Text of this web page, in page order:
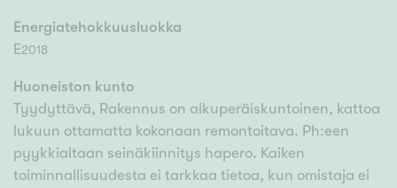
Energiatehokkuusluokka
E2018
Huoneiston kunto
Tyydyttävä, Rakennus on alkuperäiskuntoinen, kattoa
lukuun ottamatta kokonaan remontoitava. Ph:een
pyykkialtaan seinäkiinnitys hapero. Kaiken
toiminnallisuudesta ei tarkkaa tietoa, kun omistaja ei